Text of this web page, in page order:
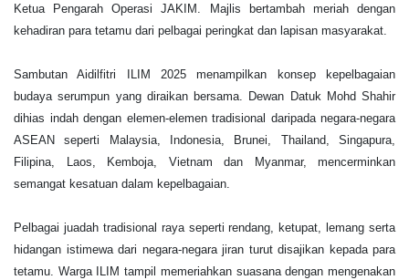
Ketua Pengarah Operasi JAKIM. Majlis bertambah meriah dengan
kehadiran para tetamu dari pelbagai peringkat dan lapisan masyarakat.
Sambutan Aidilfitri ILIM 2025 menampilkan konsep kepelbagaian
budaya serumpun yang diraikan bersama. Dewan Datuk Mohd Shahir
dihias indah dengan elemen-elemen tradisional daripada negara-negara
ASEAN seperti Malaysia, Indonesia, Brunei, Thailand, Singapura,
Filipina, Laos, Kemboja, Vietnam dan Myanmar, mencerminkan
semangat kesatuan dalam kepelbagaian.
Pelbagai juadah tradisional raya seperti rendang, ketupat, lemang serta
hidangan istimewa dari negara-negara jiran turut disajikan kepada para
tetamu. Warga ILIM tampil memeriahkan suasana dengan mengenakan